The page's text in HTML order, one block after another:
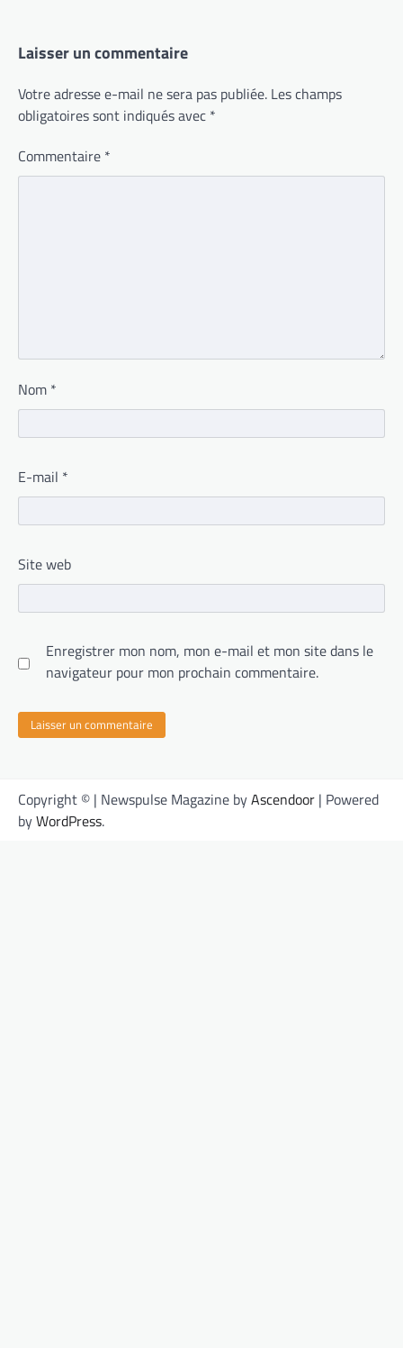
Laisser un commentaire
Votre adresse e-mail ne sera pas publiée. Les champs
obligatoires sont indiqués avec *
Commentaire *
Nom *
E-mail *
Site web
Enregistrer mon nom, mon e-mail et mon site dans le
navigateur pour mon prochain commentaire.
Copyright © | Newspulse Magazine byAscendoor | Powered
byWordPress.